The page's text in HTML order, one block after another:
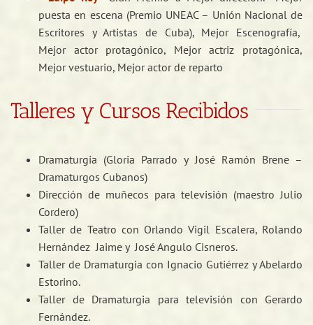
puesta en escena (Premio UNEAC – Unión Nacional de
Escritores y Artistas de Cuba), Mejor Escenografía,
Mejor actor protagónico, Mejor actriz protagónica,
Mejor vestuario, Mejor actor de reparto
Talleres y Cursos Recibidos
Dramaturgia (Gloria Parrado y José Ramón Brene –
Dramaturgos Cubanos)
Dirección de muñecos para televisión (maestro Julio
Cordero)
Taller de Teatro con Orlando Vigil Escalera, Rolando
Hernández Jaime y José Angulo Cisneros.
Taller de Dramaturgia con Ignacio Gutiérrez y Abelardo
Estorino.
Taller de Dramaturgia para televisión con Gerardo
Fernández.